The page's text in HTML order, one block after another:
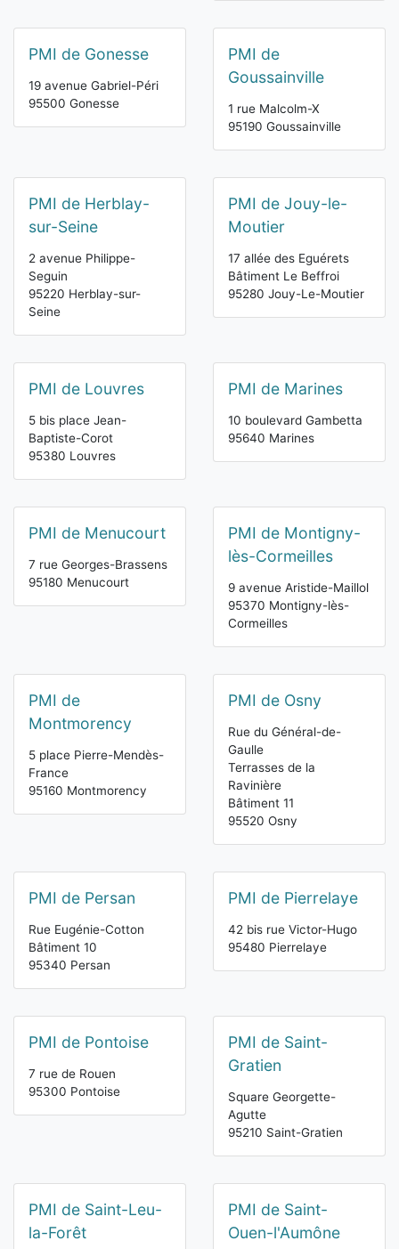
PMI de Gonesse
19 avenue Gabriel-Péri
95500 Gonesse
PMI de
Goussainville
1 rue Malcolm-X
95190 Goussainville
PMI de Herblay-
sur-Seine
2 avenue Philippe-
Seguin
95220 Herblay-sur-
Seine
PMI de Jouy-le-
Moutier
17 allée des Eguérets
Bâtiment Le Beffroi
95280 Jouy-Le-Moutier
PMI de Louvres
5 bis place Jean-
Baptiste-Corot
95380 Louvres
PMI de Marines
10 boulevard Gambetta
95640 Marines
PMI de Menucourt
7 rue Georges-Brassens
95180 Menucourt
PMI de Montigny-
lès-Cormeilles
9 avenue Aristide-Maillol
95370 Montigny-lès-
Cormeilles
PMI de
Montmorency
5 place Pierre-Mendès-
France
95160 Montmorency
PMI de Osny
Rue du Général-de-
Gaulle
Terrasses de la
Ravinière
Bâtiment 11
95520 Osny
PMI de Persan
Rue Eugénie-Cotton
Bâtiment 10
95340 Persan
PMI de Pierrelaye
42 bis rue Victor-Hugo
95480 Pierrelaye
PMI de Pontoise
7 rue de Rouen
95300 Pontoise
PMI de Saint-
Gratien
Square Georgette-
Agutte
95210 Saint-Gratien
PMI de Saint-Leu-
la-Forêt
PMI de Saint-
Ouen-l'Aumône